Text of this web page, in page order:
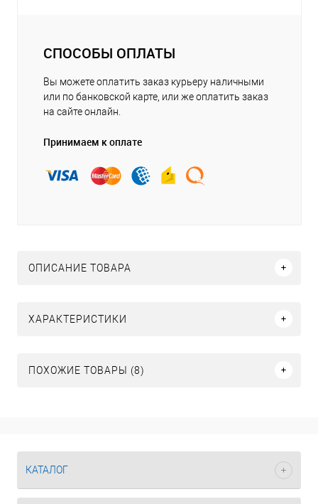
СПОСОБЫ ОПЛАТЫ
Вы можете оплатить заказ курьеру наличными
или по банковской карте, или же оплатить заказ
на сайте онлайн.
Принимаем к оплате
ОПИСАНИЕ ТОВАРА
ХАРАКТЕРИСТИКИ
ПОХОЖИЕ ТОВАРЫ (8)
КАТАЛОГ